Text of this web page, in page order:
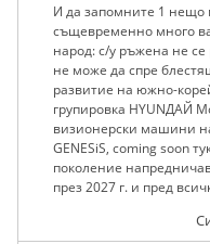
И да запомните 1 нещо
същевременно много
народ: с/у ръжена не
не може да спре
развитие на южно-
групировка HYUNДАЙ
визионерски машини
GENESiS, coming soon
поколение
през 2027 г. и пред